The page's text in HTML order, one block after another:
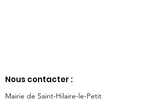
Nous contacter :
Mairie de Saint-Hilaire-le-Petit